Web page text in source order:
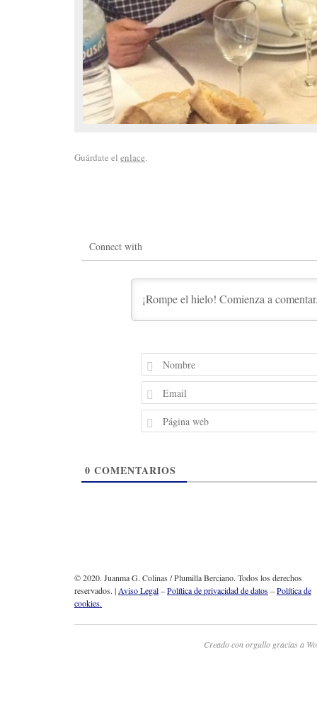
Guárdate el enlace.
Connect with
0 COMENTARIOS
© 2020. Juanma G. Colinas / Plumilla Berciano. Todos los derechos
reservados. |Aviso Legal–Política de privacidad de datos–Política de
cookies.
Creado con orgullo gracias a